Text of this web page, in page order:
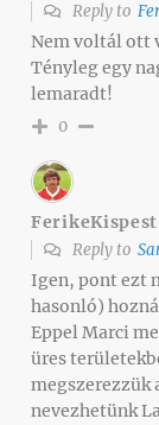
Reply to
Nem voltál ott
Tényleg egy
lemaradt!
0
FerikeKispest
Reply to
Igen, pont ezt
hasonló)
Eppel Marci
üres
megszerezzük
nevezhetünk